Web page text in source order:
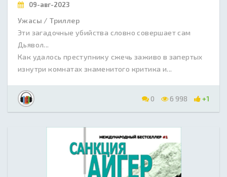
09-авг-2023
Ужасы / Триллер
Эти загадочные убийства словно совершает сам
Дьявол...
Как удалось преступнику сжечь заживо в запертых
изнутри комнатах знаменитого критика и...
0 6 998 +1